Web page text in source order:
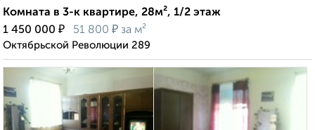
Комната в 3-к квартире, 28м², 1/2 этаж
1 450 000 ₽ 51 800 ₽ за м²
Октябрьской Революции 289